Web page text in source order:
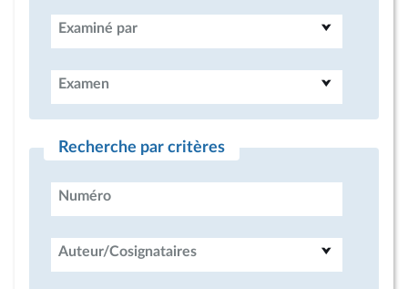
Examiné par
Examen
Recherche par critères
Numéro
Auteur/Cosignataires